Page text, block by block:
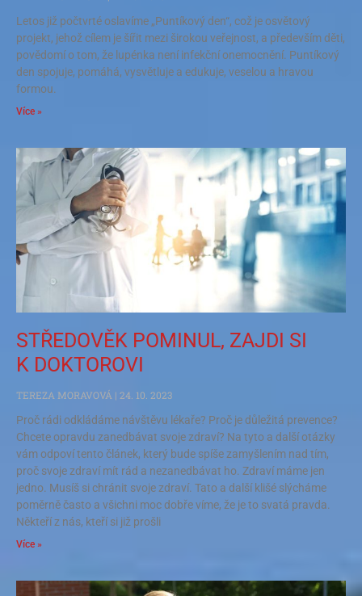
Letos již počtvrté oslavíme „Puntíkový den“, což je osvětový
projekt, jehož cílem je šířit mezi širokou veřejnost, a především děti,
povědomí o tom, že lupénka není infekční onemocnění. Puntíkový
den spojuje, pomáhá, vysvětluje a edukuje, veselou a hravou
formou.
Více »
STŘEDOVĚK POMINUL, ZAJDI SI
K DOKTOROVI
TEREZA MORAVOVÁ
24. 10. 2023
Proč rádi odkládáme návštěvu lékaře? Proč je důležitá prevence?
Chcete opravdu zanedbávat svoje zdraví? Na tyto a další otázky
vám odpoví tento článek, který bude spíše zamyšlením nad tím,
proč svoje zdraví mít rád a nezanedbávat ho. Zdraví máme jen
jedno. Musíš si chránit svoje zdraví. Tato a další klišé slýcháme
poměrně často a všichni moc dobře víme, že je to svatá pravda.
Někteří z nás, kteří si již prošli
Více »